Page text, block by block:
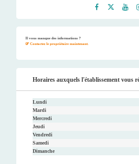
Il vous manque des informations ?
Contactez le propriétaire maintenant.
Horaires auxquels l'établissement vous
Lundi
Mardi
Mercredi
Jeudi
Vendredi
Samedi
Dimanche